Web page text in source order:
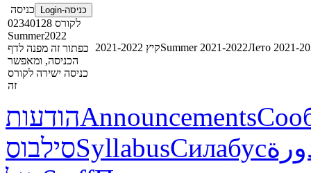
כניסה-Login
כניסה
לקורס 02340128
Summer2022
כפתור זה מפנה לדף
הכניסה, ומאפשר
כניסה ישירה לקורס
זה
קיץ 2021-2022Summer 2021-2022Лето 2021-
הודעותAnnouncements
סילבוסSyllabusСилабус